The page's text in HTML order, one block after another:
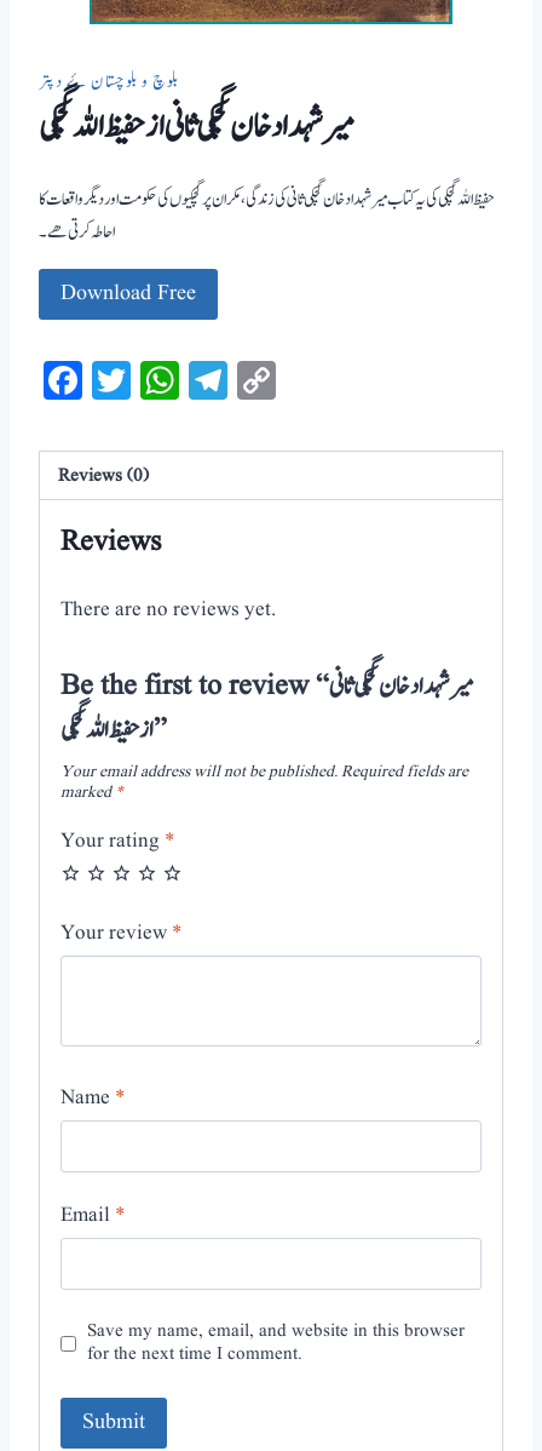
بلوچ و بلوچستان ۓ دپتر
میر شہداد خان گچکی ثانی از حفیظ اللہ گچکی
حفیظ اللہ گچکی کی یہ کتاب میر شہداد خان گچکی ثانی کی زندگی، مکران پر گچکیوں کی حکومت اور دیگر واقعات کا
احاطہ کرتی ھے۔
Download Free
Facebook
Twitter
WhatsApp
Telegram
Reviews (0)
Reviews
There are no reviews yet.
Be the first to review “میر شہداد خان گچکی ثانی
از حفیظ اللہ گچکی”
Your email address will not be published.Required fields are
marked *
Your rating *
Your review *
Name *
Email *
Save my name, email, and website in this browser
for the next time I comment.